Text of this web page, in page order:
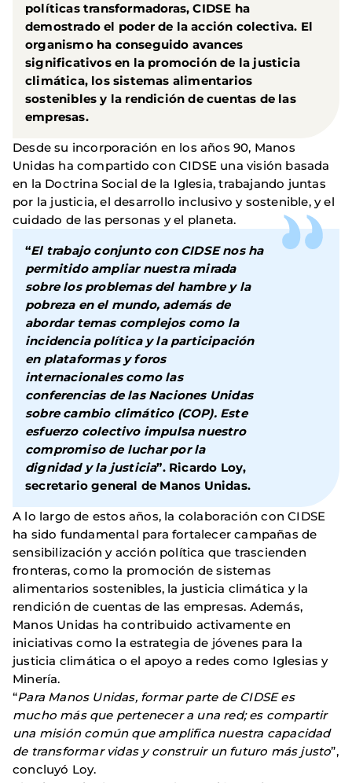
políticas transformadoras, CIDSE ha
demostrado el poder de la acción colectiva. El
organismo ha conseguido avances
significativos en la promoción de la justicia
climática, los sistemas alimentarios
sostenibles y la rendición de cuentas de las
empresas.
Desde su incorporación en los años 90, Manos
Unidas ha compartido con CIDSE una visión basada
en la Doctrina Social de la Iglesia, trabajando juntas
por la justicia, el desarrollo inclusivo y sostenible, y el
cuidado de las personas y el planeta.
“El trabajo conjunto con CIDSE nos ha
permitido ampliar nuestra mirada
sobre los problemas del hambre y la
pobreza en el mundo, además de
abordar temas complejos como la
incidencia política y la participación
en plataformas y foros
internacionales como las
conferencias de las Naciones Unidas
sobre cambio climático (COP). Este
esfuerzo colectivo impulsa nuestro
compromiso de luchar por la
dignidad y la justicia”. Ricardo Loy,
secretario general de Manos Unidas.
A lo largo de estos años, la colaboración con CIDSE
ha sido fundamental para fortalecer campañas de
sensibilización y acción política que trascienden
fronteras, como la promoción de sistemas
alimentarios sostenibles, la justicia climática y la
rendición de cuentas de las empresas. Además,
Manos Unidas ha contribuido activamente en
iniciativas como la estrategia de jóvenes para la
justicia climática o el apoyo a redes como Iglesias y
Minería.
“Para Manos Unidas, formar parte de CIDSE es
mucho más que pertenecer a una red; es compartir
una misión común que amplifica nuestra capacidad
de transformar vidas y construir un futuro más justo”,
concluyó Loy.